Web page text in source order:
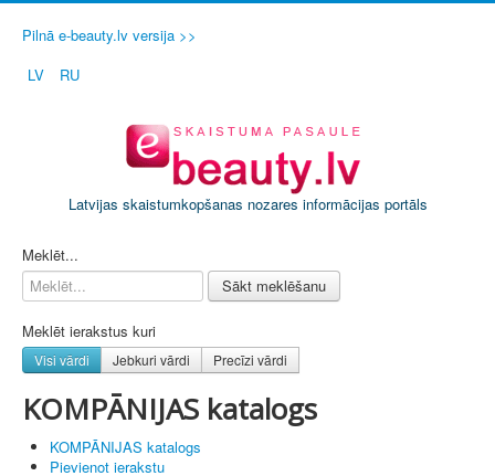
Pilnā e-beauty.lv versija >>
LV
RU
Latvijas skaistumkopšanas nozares informācijas portāls
Meklēt...
Sākt meklēšanu
Meklēt ierakstus kuri
Visi vārdi Jebkuri vārdi Precīzi vārdi
KOMPĀNIJAS katalogs
KOMPĀNIJAS katalogs
Pievienot ierakstu